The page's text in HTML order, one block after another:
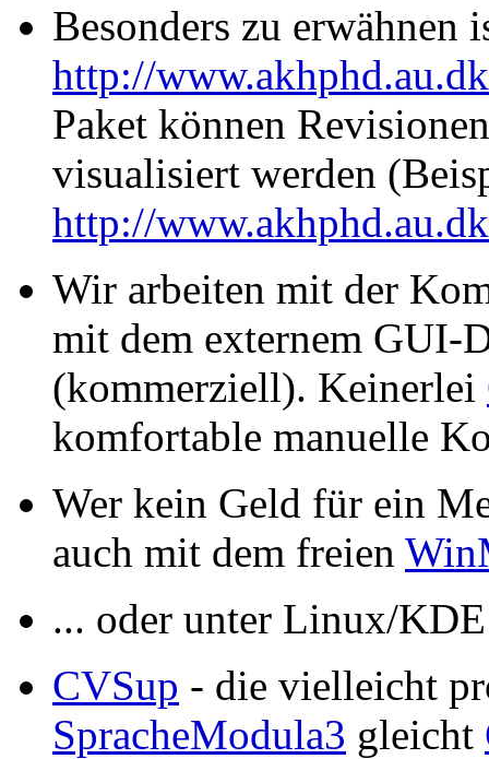
Besonders zu erwähnen
http://
Paket können
visualisiert werden
http://
Wir arbeiten mit der
mit dem externem GUI-
(kommerziell). Keinerlei
komfortable manuelle
Wer kein Geld für ein
auch mit dem freien
... oder unter Linux/
CVSup - die vielleicht
SpracheModula3 gleicht